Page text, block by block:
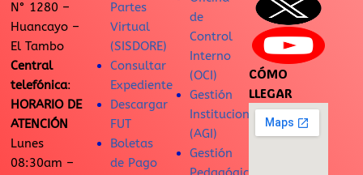
N° 1280 –
Huancayo –
El Tambo
Central
telefónica:
HORARIO DE
ATENCIÓN
Lunes
08:30am –
Partes
Virtual
(SISDORE)
Consultar
Expediente
Descargar
FUT
Boletas
de Pago
de
Control
Interno
(OCI)
Gestión
Institucional
(AGI)
Gestión
CÓMO
LLEGAR